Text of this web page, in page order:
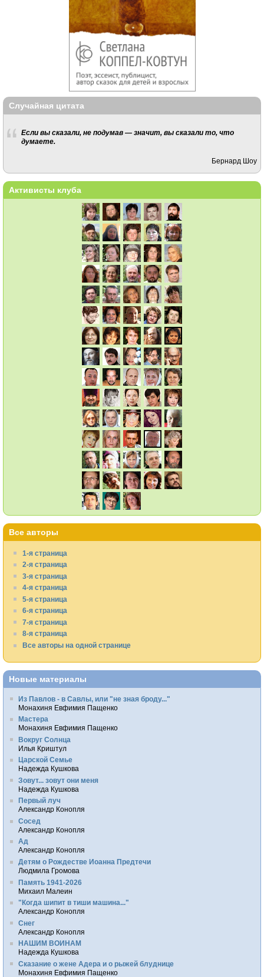
Случайная цитата
Если вы сказали, не подумав — значит, вы сказали то, что
думаете.
Бернард Шоу
Активисты клуба
Все авторы
1-я страница
2-я страница
3-я страница
4-я страница
5-я страница
6-я страница
7-я страница
8-я страница
Все авторы на одной странице
Новые материалы
Из Павлов - в Савлы, или "не зная броду..."
Монахиня Евфимия Пащенко
Мастера
Монахиня Евфимия Пащенко
Вокруг Солнца
Илья Криштул
Царской Семье
Надежда Кушкова
Зовут... зовут они меня
Надежда Кушкова
Первый луч
Александр Конопля
Сосед
Александр Конопля
Ад
Александр Конопля
Детям о Рождестве Иоанна Предтечи
Людмила Громова
Память 1941-2026
Михаил Малеин
"Когда шипит в тиши машина..."
Александр Конопля
Снег
Александр Конопля
НАШИМ ВОИНАМ
Надежда Кушкова
Сказание о жене Адера и о рыжей блуднице
Монахиня Евфимия Пащенко